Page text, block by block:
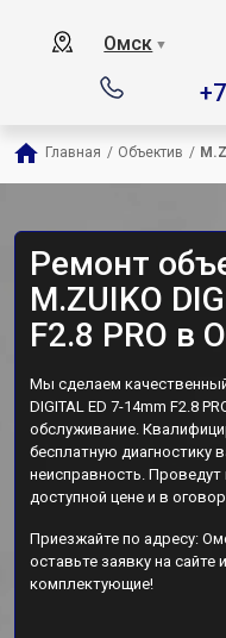
Омск ▼
Главная / Объектив /
Ремонт
M.ZUIKO
F2.8 PRO в
Мы сделаем
DIGITAL ED 7-14mm F2.8
обслуживание.
бесплатную диагностику
неисправность.
доступной цене и в
Приезжайте по адресу:
оставьте заявку на сайте
комплектующие!